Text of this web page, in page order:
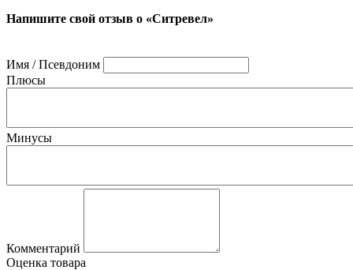
Напишите свой отзыв о «Ситревел»
Имя / Псевдоним
Плюсы
Минусы
Комментарий
Оценка товара